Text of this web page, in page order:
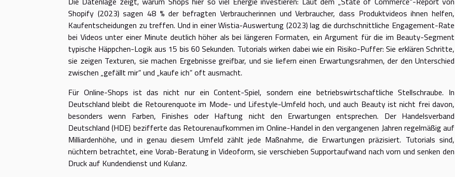
Shopify (2023) sagen 48 % der befragten Verbraucherinnen und Verbraucher, dass Produktvideos ihnen helfen,
Kaufentscheidungen zu treffen. Und in einer Wistia-Auswertung (2023) lag die durchschnittliche Engagement-Rate
bei Videos unter einer Minute deutlich höher als bei längeren Formaten, ein Argument für die im Beauty-Segment
typische Häppchen-Logik aus 15 bis 60 Sekunden. Tutorials wirken dabei wie ein Risiko-Puffer: Sie erklären Schritte,
sie zeigen Texturen, sie machen Ergebnisse greifbar, und sie liefern einen Erwartungsrahmen, der den Unterschied
zwischen „gefällt mir“ und „kaufe ich“ oft ausmacht.
Für Online-Shops ist das nicht nur ein Content-Spiel, sondern eine betriebswirtschaftliche Stellschraube. In
Deutschland bleibt die Retourenquote im Mode- und Lifestyle-Umfeld hoch, und auch Beauty ist nicht frei davon,
besonders wenn Farben, Finishes oder Haftung nicht den Erwartungen entsprechen. Der Handelsverband
Deutschland (HDE) bezifferte das Retourenaufkommen im Online-Handel in den vergangenen Jahren regelmäßig auf
Milliardenhöhe, und in genau diesem Umfeld zählt jede Maßnahme, die Erwartungen präzisiert. Tutorials sind,
nüchtern betrachtet, eine Vorab-Beratung in Videoform, sie verschieben Supportaufwand nach vorn und senken den
Druck auf Kundendienst und Kulanz.